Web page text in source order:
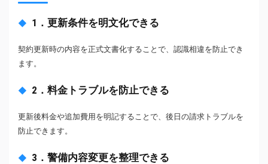
1．更新条件を明文化できる
契約更新時の内容を正式文書化することで、認識相違を防止でき
ます。
2．料金トラブルを防止できる
更新後料金や追加費用を明記することで、後日の請求トラブルを
防止できます。
3．警備内容変更を整理できる